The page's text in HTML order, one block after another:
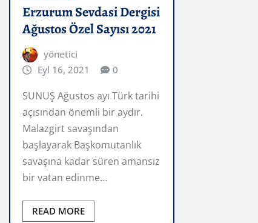
Erzurum Sevdasi Dergisi
Ağustos Özel Sayısı 2021
yönetici
Eyl 16, 2021
0
SUNUŞ Ağustos ayı Türk tarihi
açısından önemli bir aydır.
Malazgirt savaşından
başlayarak Başkomutanlık
savaşına kadar süren amansız
bir vatan edinme…
READ MORE